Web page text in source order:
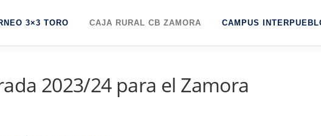
3×3 TORO CAJA RURAL CB ZAMORA CAMPUS
2023/24 para el Zamora